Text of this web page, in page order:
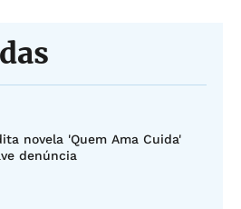
novela 'Quem Ama Cuida'
denúncia